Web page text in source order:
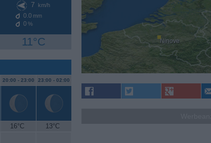
7 km/h
0.0 mm
0 %
11°C
20:00 - 23:00 23:00 - 02:00
16°C 13°C
Ninove